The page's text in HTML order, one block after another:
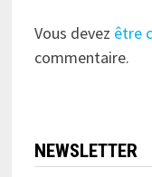
Vous devez être
commentaire.
NEWSLETTER